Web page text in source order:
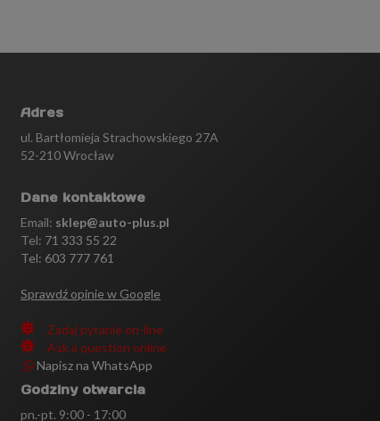
Adres
ul. Bartłomieja Strachowskiego 27A
52-210 Wrocław
Dane kontaktowe
Email: sklep@auto-plus.pl
Tel: 71 333 55 22
Tel: 603 777 761
Sprawdź opinie w Google
Zadaj pytanie on-line
Ask a question online
Napisz na WhatsApp
Godziny otwarcia
pn.-pt. 9:00 - 17:00